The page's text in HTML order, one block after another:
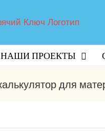
НАШИ ПРОЕКТЫ
для